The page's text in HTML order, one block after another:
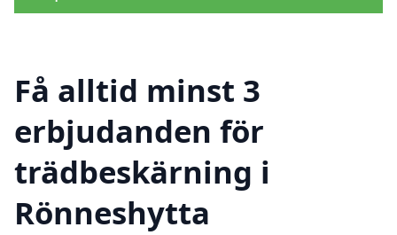
Få alltid minst 3
erbjudanden för
trädbeskärning i
Rönneshytta